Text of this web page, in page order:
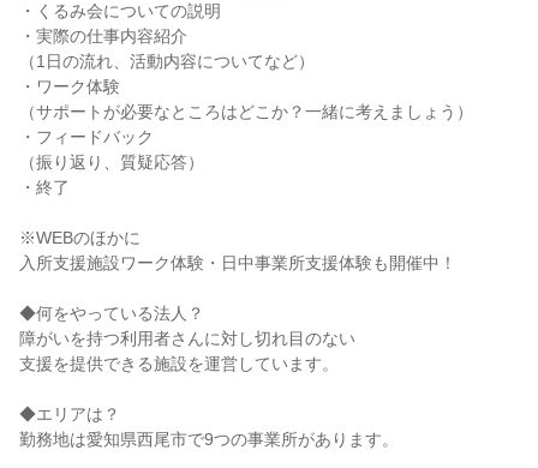
・くるみ会についての説明
・実際の仕事内容紹介
（1日の流れ、活動内容についてなど）
・ワーク体験
（サポートが必要なところはどこか？一緒に考えましょう）
・フィードバック
（振り返り、質疑応答）
・終了
※WEBのほかに
入所支援施設ワーク体験・日中事業所支援体験も開催中！
◆何をやっている法人？
障がいを持つ利用者さんに対し切れ目のない
支援を提供できる施設を運営しています。
◆エリアは？
勤務地は愛知県西尾市で9つの事業所があります。